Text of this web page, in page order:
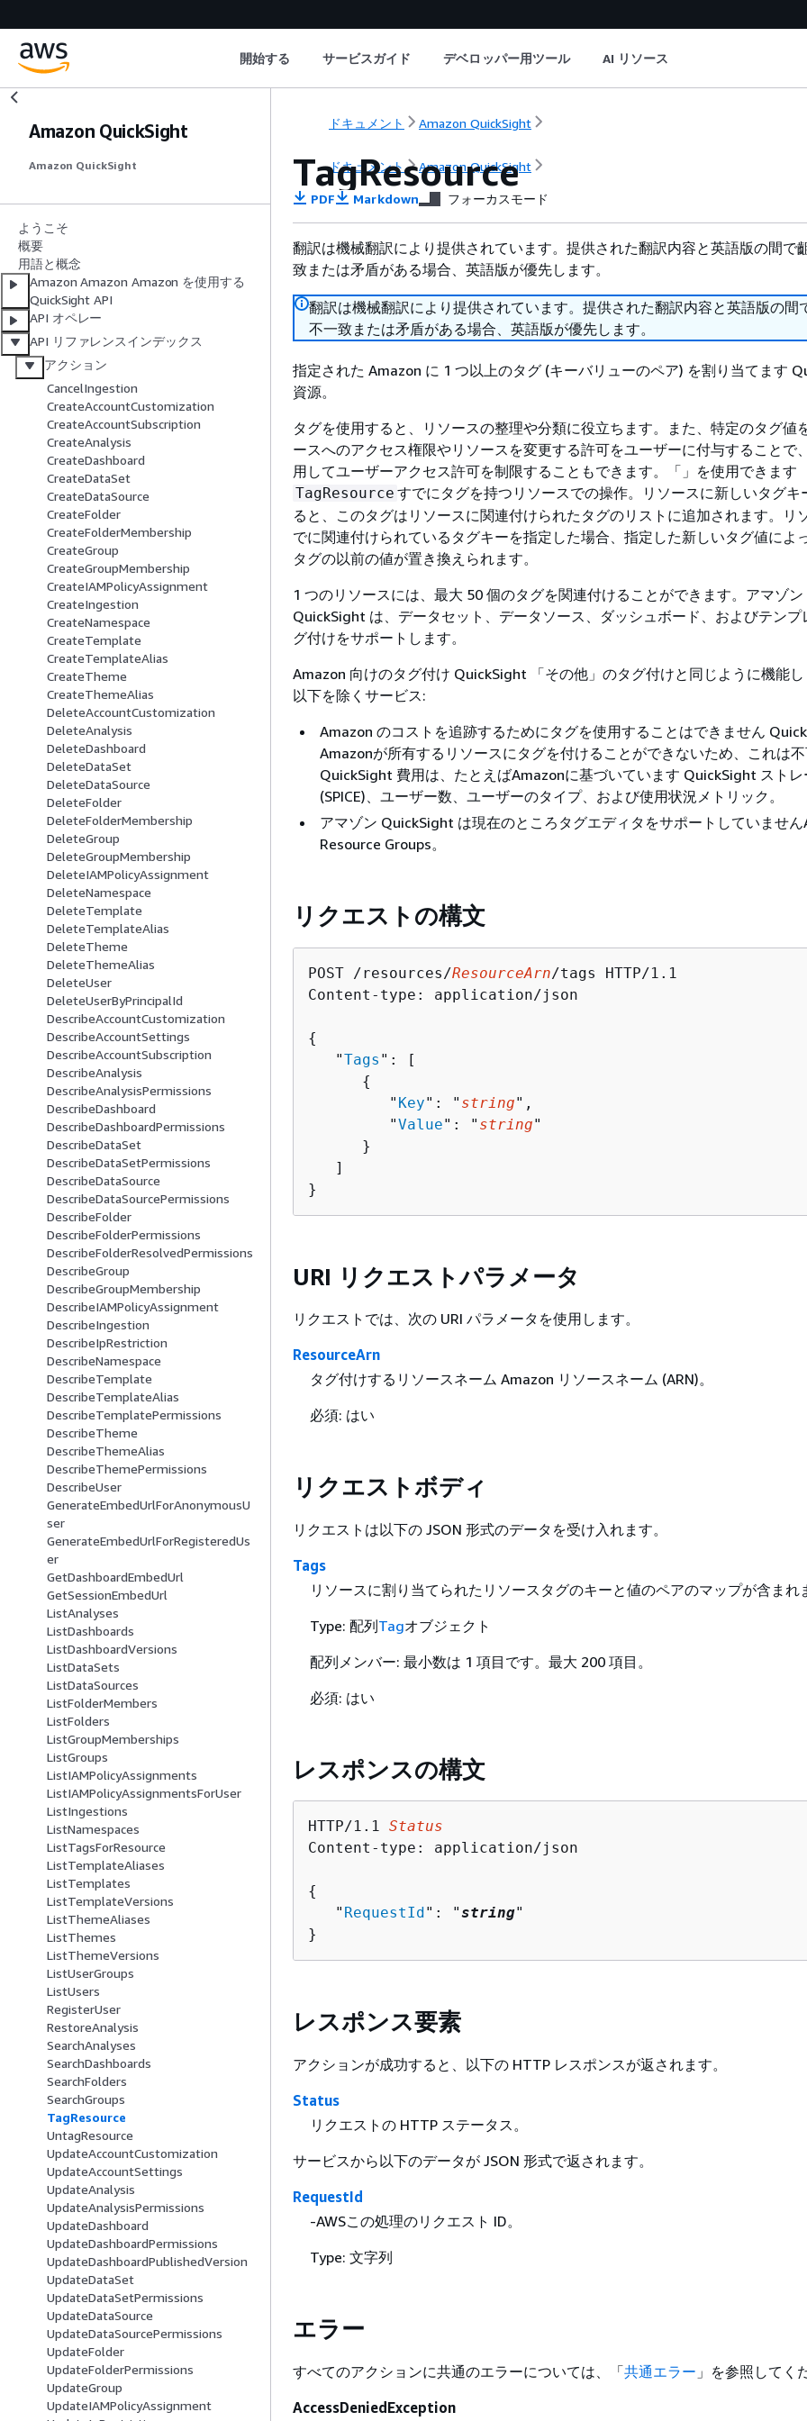
開始する サービスガイド デベロッパー用ツール AI リソース
Amazon QuickSight
Amazon QuickSight
ようこそ
概要
用語と概念
Amazon Amazon Amazon を使用する
QuickSight API
API オペレー
API リファレンスインデックス
アクション
CancelIngestion
CreateAccountCustomization
CreateAccountSubscription
CreateAnalysis
CreateDashboard
CreateDataSet
CreateDataSource
CreateFolder
CreateFolderMembership
CreateGroup
CreateGroupMembership
CreateIAMPolicyAssignment
CreateIngestion
CreateNamespace
CreateTemplate
CreateTemplateAlias
CreateTheme
CreateThemeAlias
DeleteAccountCustomization
DeleteAnalysis
DeleteDashboard
DeleteDataSet
DeleteDataSource
DeleteFolder
DeleteFolderMembership
DeleteGroup
DeleteGroupMembership
DeleteIAMPolicyAssignment
DeleteNamespace
DeleteTemplate
DeleteTemplateAlias
DeleteTheme
DeleteThemeAlias
DeleteUser
DeleteUserByPrincipalId
DescribeAccountCustomization
DescribeAccountSettings
DescribeAccountSubscription
DescribeAnalysis
DescribeAnalysisPermissions
DescribeDashboard
DescribeDashboardPermissions
DescribeDataSet
DescribeDataSetPermissions
DescribeDataSource
DescribeDataSourcePermissions
DescribeFolder
DescribeFolderPermissions
DescribeFolderResolvedPermissions
DescribeGroup
DescribeGroupMembership
DescribeIAMPolicyAssignment
DescribeIngestion
DescribeIpRestriction
DescribeNamespace
DescribeTemplate
DescribeTemplateAlias
DescribeTemplatePermissions
DescribeTheme
DescribeThemeAlias
DescribeThemePermissions
DescribeUser
GenerateEmbedUrlForAnonymousU
ser
GenerateEmbedUrlForRegisteredUs
er
GetDashboardEmbedUrl
GetSessionEmbedUrl
ListAnalyses
ListDashboards
ListDashboardVersions
ListDataSets
ListDataSources
ListFolderMembers
ListFolders
ListGroupMemberships
ListGroups
ListIAMPolicyAssignments
ListIAMPolicyAssignmentsForUser
ListIngestions
ListNamespaces
ListTagsForResource
ListTemplateAliases
ListTemplates
ListTemplateVersions
ListThemeAliases
ListThemes
ListThemeVersions
ListUserGroups
ListUsers
RegisterUser
RestoreAnalysis
SearchAnalyses
SearchDashboards
SearchFolders
SearchGroups
TagResource
UntagResource
UpdateAccountCustomization
UpdateAccountSettings
UpdateAnalysis
UpdateAnalysisPermissions
UpdateDashboard
UpdateDashboardPermissions
UpdateDashboardPublishedVersion
UpdateDataSet
UpdateDataSetPermissions
UpdateDataSource
UpdateDataSourcePermissions
UpdateFolder
UpdateFolderPermissions
UpdateGroup
UpdateIAMPolicyAssignment
ドキュメント Amazon QuickSight
ドキュメント Amazon QuickSight
TagResource
PDF Markdown フォーカスモード
翻訳は機械翻訳により提供されています。提供された翻訳内容と英語版の間で
致または矛盾がある場合、英語版が優先します。
翻訳は機械翻訳により提供されています。提供された翻訳内容と英語版の間
不一致または矛盾がある場合、英語版が優先します。
指定された Amazon に 1 つ以上のタグ (キーバリューのペア) を割り当てます
資源。
タグを使用すると、リソースの整理や分類に役立ちます。また、特定のタグ値
ースへのアクセス権限やリソースを変更する許可をユーザーに付与することで
用してユーザーアクセス許可を制限することもできます。「」を使用できます
TagResource すでにタグを持つリソースでの操作。リソースに新しいタグキ
ると、このタグはリソースに関連付けられたタグのリストに追加されます。リ
でに関連付けられているタグキーを指定した場合、指定した新しいタグ値によ
タグの以前の値が置き換えられます。
1 つのリソースには、最大 50 個のタグを関連付けることができます。アマゾン
QuickSight は、データセット、データソース、ダッシュボード、およびテンプ
グ付けをサポートします。
Amazon 向けのタグ付け QuickSight 「その他」のタグ付けと同じように機能し
以下を除くサービス:
Amazon のコストを追跡するためにタグを使用することはできません
Amazonが所有するリソースにタグを付けることができないため、これは
QuickSight 費用は、たとえばAmazonに基づいています QuickSight スト
(SPICE)、ユーザー数、ユーザーのタイプ、および使用状況メトリック。
アマゾン QuickSight は現在のところタグエディタをサポートしていません
Resource Groups。
リクエストの構文
POST /resources/ResourceArn/tags HTTP/1.1
Content-type: application/json
{
   "
Tags ": [
{
         "
Key": " string",
         "
Value": " string"
      }
   ]
}
URI リクエストパラメータ
リクエストでは、次の URI パラメータを使用します。
ResourceArn
タグ付けするリソースネーム Amazon リソースネーム (ARN)。
必須: はい
リクエストボディ
リクエストは以下の JSON 形式のデータを受け入れます。
Tags
リソースに割り当てられたリソースタグのキーと値のペアのマップが含まれ
Type: 配列Tagオブジェクト
配列メンバー: 最小数は 1 項目です。最大 200 項目。
必須: はい
レスポンスの構文
HTTP/1.1 Status
Content-type: application/json
{
   "
RequestId ": "string"
}
レスポンス要素
アクションが成功すると、以下の HTTP レスポンスが返されます。
Status
リクエストの HTTP ステータス。
サービスから以下のデータが JSON 形式で返されます。
RequestId
-AWSこの処理のリクエスト ID。
Type: 文字列
エラー
すべてのアクションに共通のエラーについては、「共通エラー 」を参照してく
AccessDeniedException